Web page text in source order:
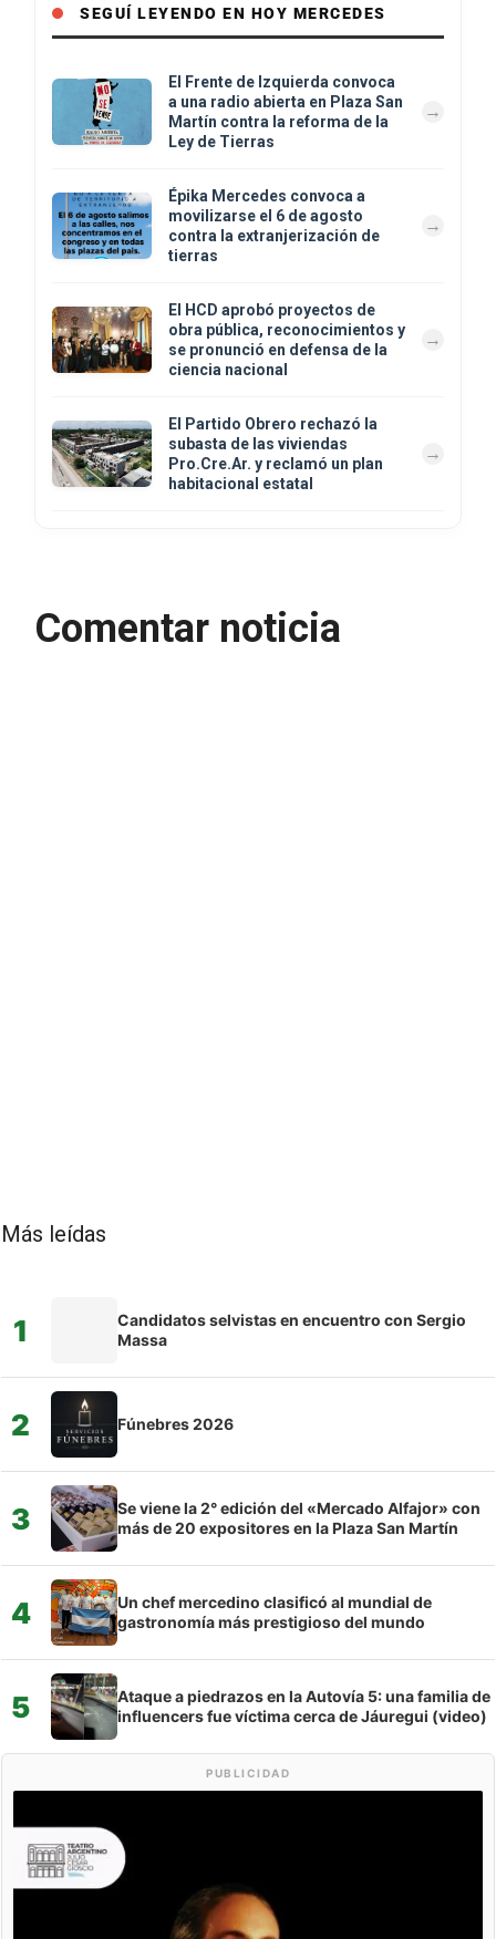
SEGUÍ LEYENDO EN HOY MERCEDES
El Frente de Izquierda convoca
a una radio abierta en Plaza San
Martín contra la reforma de la
Ley de Tierras
Épika Mercedes convoca a
movilizarse el 6 de agosto
contra la extranjerización de
tierras
El HCD aprobó proyectos de
obra pública, reconocimientos y
se pronunció en defensa de la
ciencia nacional
El Partido Obrero rechazó la
subasta de las viviendas
Pro.Cre.Ar. y reclamó un plan
habitacional estatal
Comentar noticia
Más leídas
1
Candidatos selvistas en encuentro con Sergio
Massa
2 Fúnebres 2026
3
Se viene la 2° edición del «Mercado Alfajor» con
más de 20 expositores en la Plaza San Martín
4
Un chef mercedino clasificó al mundial de
gastronomía más prestigioso del mundo
5
Ataque a piedrazos en la Autovía 5: una familia de
influencers fue víctima cerca de Jáuregui (video)
PUBLICIDAD